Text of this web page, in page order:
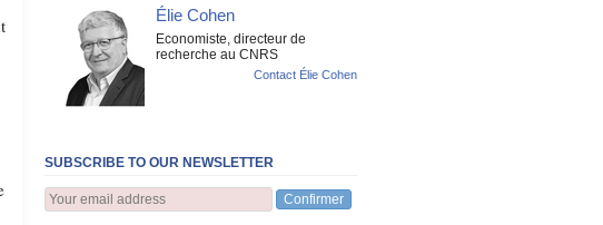
Élie Cohen
Economiste, directeur de
recherche au CNRS
Contact Élie Cohen
SUBSCRIBE TO OUR NEWSLETTER
Confirmer